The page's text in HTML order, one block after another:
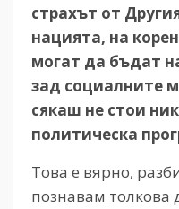
страхът от
нацията, на
могат да бъдат
зад социалните
сякаш не стои
политическа
Това е вярно,
познавам толкова